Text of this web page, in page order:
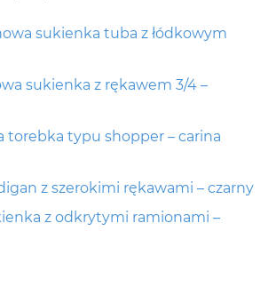
sukienka tuba z łódkowym
sukienka z rękawem 3/4 –
torebka typu shopper – carina
z szerokimi rękawami – czarny
z odkrytymi ramionami –